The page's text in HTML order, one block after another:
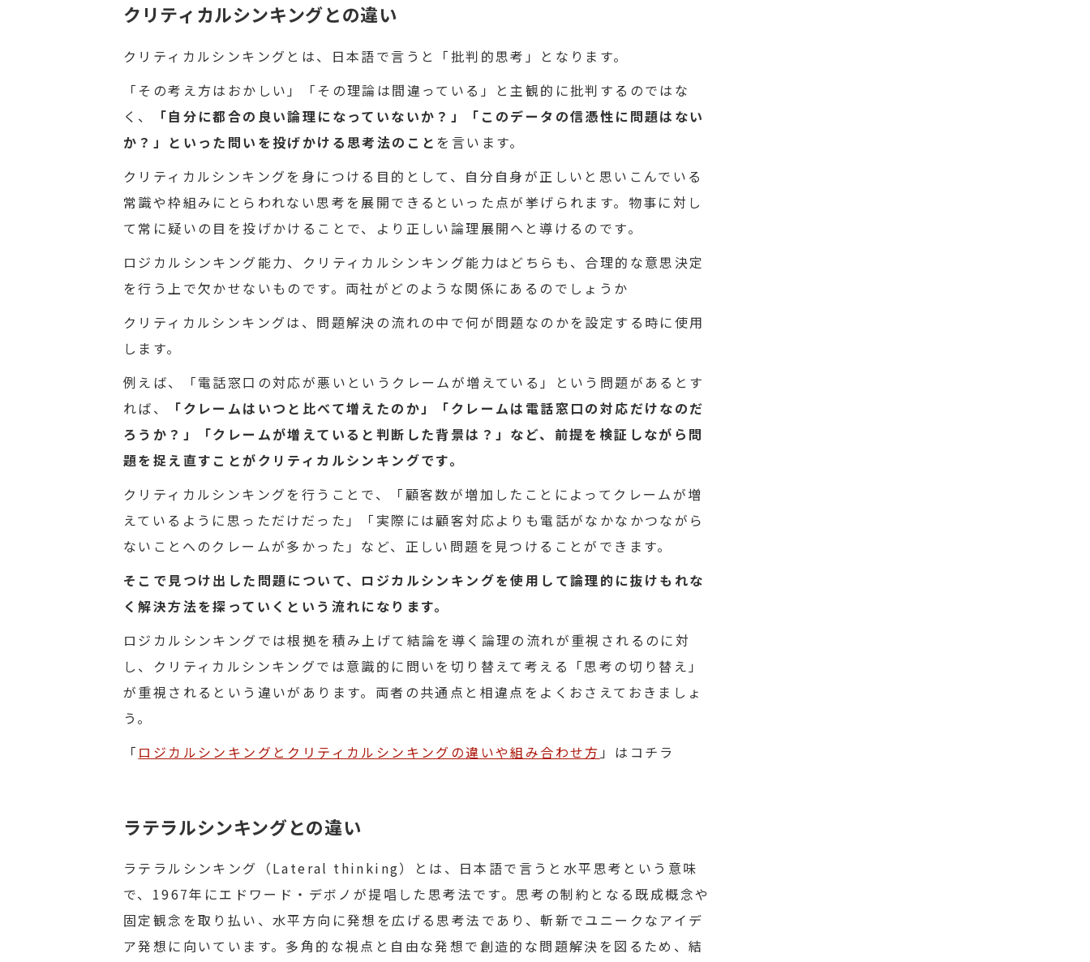
クリティカルシンキングとの違い
クリティカルシンキングとは、日本語で言うと「批判的思考」となります。
「その考え方はおかしい」「その理論は間違っている」と主観的に批判するのではな
く、
「自分に都合の良い論理になっていないか？」「このデータの信憑性に問題はない
か？」といった問いを投げかける思考法のこと を言います。
クリティカルシンキングを身につける目的として、自分自身が正しいと思いこんでいる
常識や枠組みにとらわれない思考を展開できるといった点が挙げられます。物事に対し
て常に疑いの目を投げかけることで、より正しい論理展開へと導けるのです。
ロジカルシンキング能力、クリティカルシンキング能力はどちらも、合理的な意思決定
を行う上で欠かせないものです。両社がどのような関係にあるのでしょうか
クリティカルシンキングは、問題解決の流れの中で何が問題なのかを設定する時に使用
します。
例えば、「電話窓口の対応が悪いというクレームが増えている」という問題があるとす
れば、
「クレームはいつと比べて増えたのか」「クレームは電話窓口の対応だけなのだ
ろうか？」「クレームが増えていると判断した背景は？」など、前提を検証しながら問
題を捉え直すことがクリティカルシンキングです。
クリティカルシンキングを行うことで、「顧客数が増加したことによってクレームが増
えているように思っただけだった」「実際には顧客対応よりも電話がなかなかつながら
ないことへのクレームが多かった」など、正しい問題を見つけることができます。
そこで見つけ出した問題について、ロジカルシンキングを使用して論理的に抜けもれな
く解決方法を探っていくという流れになります。
ロジカルシンキングでは根拠を積み上げて結論を導く論理の流れが重視されるのに対
し、クリティカルシンキングでは意識的に問いを切り替えて考える「思考の切り替え」
が重視されるという違いがあります。両者の共通点と相違点をよくおさえておきましょ
う。
「 ロジカルシンキングとクリティカルシンキングの違いや組み合わせ方 」はコチラ
ラテラルシンキングとの違い
ラテラルシンキング（Lateral thinking）とは、日本語で言うと水平思考という意味
で、1967年にエドワード・デボノが提唱した思考法です。思考の制約となる既成概念や
固定観念を取り払い、水平方向に発想を広げる思考法であり、斬新でユニークなアイデ
ア発想に向いています。多角的な視点と自由な発想で創造的な問題解決を図るため、結